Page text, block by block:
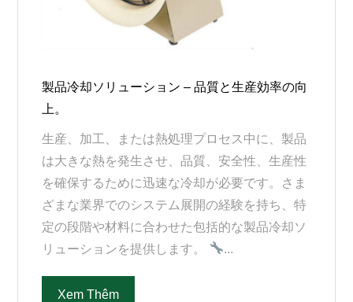
製品冷却ソリューション – 品質と生産効率の向
上。
生産、加工、または熱処理プロセス中に、製品
は大きな熱を発生させ、品質、安全性、生産性
を確保するために迅速な冷却が必要です。さま
ざまな業界でのシステム展開の経験を持ち、特
定の段階や材料に合わせた包括的な製品冷却ソ
リューションを提供します。
...
Xem Thêm